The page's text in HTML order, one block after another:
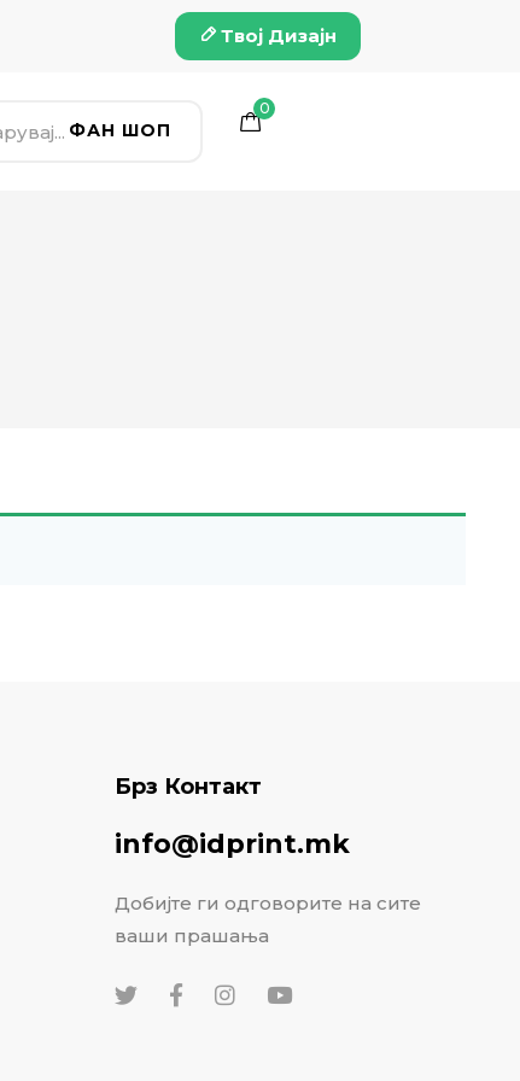
Твој Дизајн
ФАН ШОП
0
Брз Контакт
info@idprint.mk
Добијте ги одговорите на сите
ваши прашања